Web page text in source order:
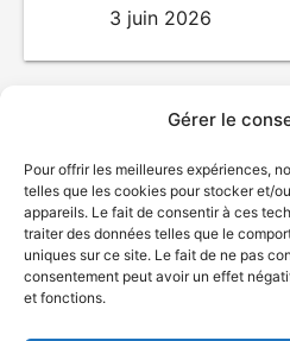
Gérer le
Pour offrir les meilleures expériences,
telles que les cookies pour stocker et/
appareils. Le fait de consentir à ces
traiter des données telles que le
uniques sur ce site. Le fait de ne pas
consentement peut avoir un effet
et fonctions.
3 juin 2026